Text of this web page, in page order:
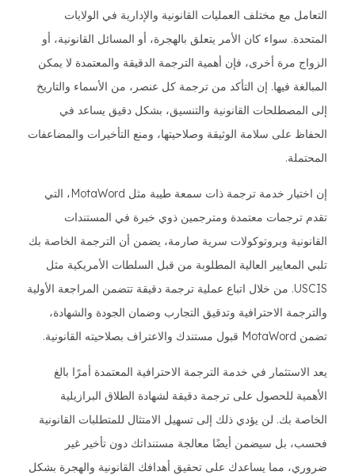
التعامل مع مختلف العمليات القانونية والإدارية في الولايات
المتحدة. سواء كان الأمر يتعلق بالهجرة، أو المسائل القانونية، أو
الزواج مرة أخرى، فإن أهمية الترجمة الدقيقة والمعتمدة لا يمكن
المبالغة فيها. إن التأكد من ترجمة كل عنصر، من الأسماء والتاريخ
إلى المصطلحات القانونية والتنسيق، بشكل دقيق يساعد في
الحفاظ على سلامة الوثيقة وصلاحيتها، ومنع التأخيرات والمضاعفات
المحتملة.
إن اختيار خدمة ترجمة ذات سمعة طيبة مثل MotaWord، التي
تقدم ترجمات معتمدة ومترجمين ذوي خبرة في المستندات
القانونية وبروتوكولات سرية صارمة، يضمن أن الترجمة الخاصة بك
تلبي المعايير العالية المطلوبة من قبل السلطات الأمريكية مثل
USCIS. من خلال اتباع عملية ترجمة دقيقة تتضمن المراجعة الأولية
والترجمة الاحترافية وتدقيق التجارب وضمان الجودة والشهادة،
تضمن MotaWord قبول مستندك والاعتراف بصلاحيته القانونية.
يعد الاستثمار في خدمة الترجمة الاحترافية المعتمدة أمرًا بالغ
الأهمية للحصول على ترجمة دقيقة لشهادة الطلاق البرازيلية
الخاصة بك. لن يؤدي ذلك إلى تسهيل الامتثال للمتطلبات القانونية
فحسب، بل سيضمن أيضًا معالجة مستنداتك دون تأخير غير
ضروري، مما يساعدك على تحقيق أهدافك القانونية والهجرة بشكل